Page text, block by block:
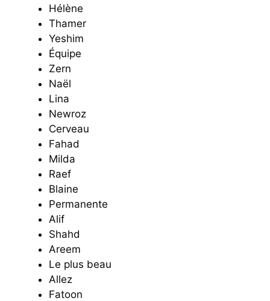
Hélène
Thamer
Yeshim
Équipe
Zern
Naël
Lina
Newroz
Cerveau
Fahad
Milda
Raef
Blaine
Permanente
Alif
Shahd
Areem
Le plus beau
Allez
Fatoon